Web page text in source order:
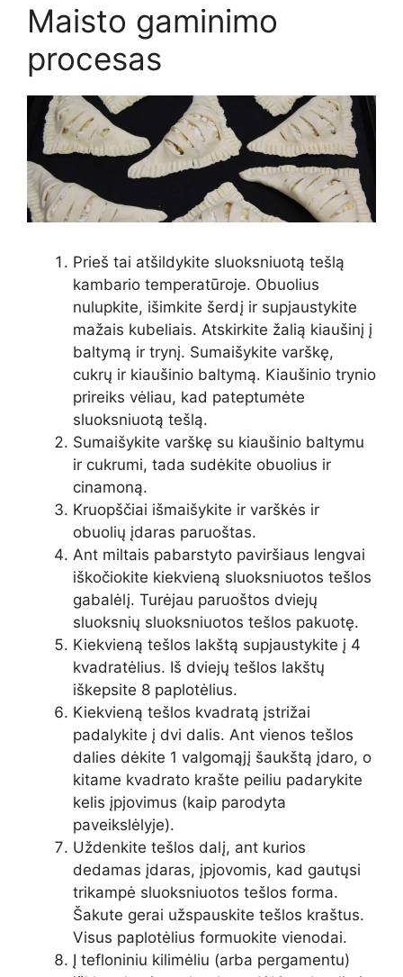
Maisto gaminimo
procesas
Prieš tai atšildykite sluoksniuotą tešlą
kambario temperatūroje. Obuolius
nulupkite, išimkite šerdį ir supjaustykite
mažais kubeliais. Atskirkite žalią kiaušinį į
baltymą ir trynį. Sumaišykite varškę,
cukrų ir kiaušinio baltymą. Kiaušinio trynio
prireiks vėliau, kad pateptumėte
sluoksniuotą tešlą.
Sumaišykite varškę su kiaušinio baltymu
ir cukrumi, tada sudėkite obuolius ir
cinamoną.
Kruopščiai išmaišykite ir varškės ir
obuolių įdaras paruoštas.
Ant miltais pabarstyto paviršiaus lengvai
iškočiokite kiekvieną sluoksniuotos tešlos
gabalėlį. Turėjau paruoštos dviejų
sluoksnių sluoksniuotos tešlos pakuotę.
Kiekvieną tešlos lakštą supjaustykite į 4
kvadratėlius. Iš dviejų tešlos lakštų
iškepsite 8 paplotėlius.
Kiekvieną tešlos kvadratą įstrižai
padalykite į dvi dalis. Ant vienos tešlos
dalies dėkite 1 valgomąjį šaukštą įdaro, o
kitame kvadrato krašte peiliu padarykite
kelis įpjovimus (kaip parodyta
paveikslėlyje).
Uždenkite tešlos dalį, ant kurios
dedamas įdaras, įpjovomis, kad gautųsi
trikampė sluoksniuotos tešlos forma.
Šakute gerai užspauskite tešlos kraštus.
Visus paplotėlius formuokite vienodai.
Į tefloniniu kilimėliu (arba pergamentu)